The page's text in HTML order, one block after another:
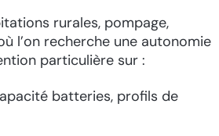
rurales, pompage,
l’on recherche une autonomie
particulière sur :
batteries, profils de